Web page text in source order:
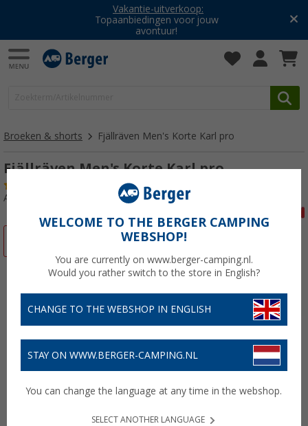
Vakantie-uitverkoop:
Topaanbiedingen voor jouw
avontuur!
Broeken & shorts Fjällräven Men's Korte Karl pro
Fjällräven Men's Korte Karl pro
Artikelnr: 67970054
WELCOME TO THE BERGER CAMPING
WEBSHOP!
You are currently on www.berger-camping.nl.
Would you rather switch to the store in English?
CHANGE TO THE WEBSHOP IN ENGLISH
STAY ON WWW.BERGER-CAMPING.NL
You can change the language at any time in the webshop.
SELECT ANOTHER LANGUAGE